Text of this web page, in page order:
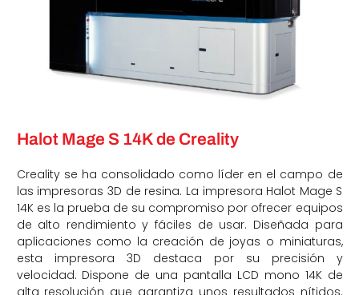
Halot Mage S 14K de Creality
Creality se ha consolidado como líder en el campo de
las impresoras 3D de resina. La impresora Halot Mage S
14K es la prueba de su compromiso por ofrecer equipos
de alto rendimiento y fáciles de usar. Diseñada para
aplicaciones como la creación de joyas o miniaturas,
esta impresora 3D destaca por su precisión y
velocidad. Dispone de una pantalla LCD mono 14K de
alta resolución que garantiza unos resultados nítidos.